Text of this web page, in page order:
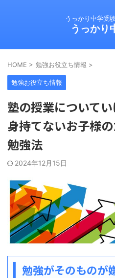
うっかり中学受
うっかり
HOME > 勉強お役立ち情報 >
勉強お役立ち情報
塾の授業について
身持てないお子様
勉強法
2024年12月15日
勉強がそのものが